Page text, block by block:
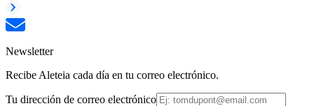
Newsletter
Recibe Aleteia cada día en tu correo electrónico.
Tu dirección de correo electrónico